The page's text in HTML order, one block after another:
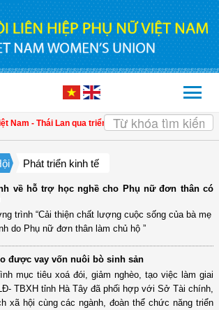
Thái Lan qua triển lãm "Đan kết hữu nghị" | 4 định
Phát triển kinh tế
về hỗ trợ học nghề cho Phụ nữ đơn thân có
trình “Cải thiện chất lượng cuộc sống của bà mẹ
do Phụ nữ đơn thân làm chủ hộ ”
được vay vốn nuôi bò sinh sản
mục tiêu xoá đói, giảm nghèo, tạo việc làm giai
TBXH tỉnh Hà Tây đã phối hợp với Sở Tài chính,
xã hội cùng các ngành, đoàn thể chức năng triển